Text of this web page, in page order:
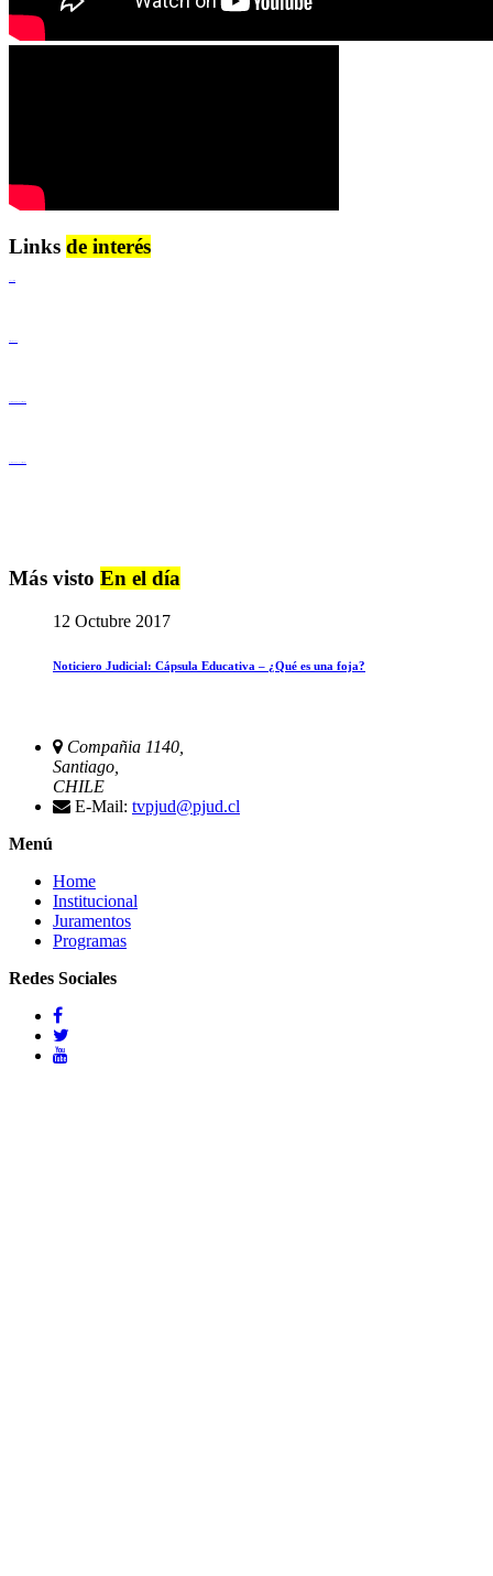
Links de interés
Más visto En el día
12 Octubre 2017
Noticiero Judicial: Cápsula Educativa – ¿Qué es una foja?
Compañia 1140,
Santiago,
CHILE
E-Mail: tvpjud@pjud.cl
Menú
Home
Institucional
Juramentos
Programas
Redes Sociales